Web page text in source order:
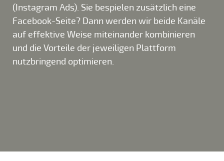
(Instagram Ads). Sie bespielen zusätzlich eine
Facebook-Seite? Dann werden wir beide Kanäle
auf effektive Weise miteinander kombinieren
und die Vorteile der jeweiligen Plattform
nutzbringend optimieren.